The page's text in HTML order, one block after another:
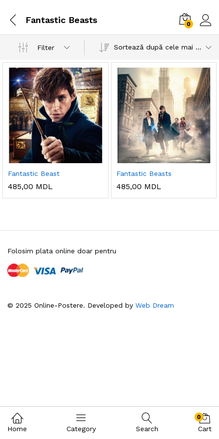
Fantastic Beasts 0
Filter Sortează după cele mai recente
Fantastic Beast
485,00 MDL
Fantastic Beasts
485,00 MDL
© 2025 Online-Postere. Developed by Web Dream
Folosim plata online doar pentru
Home Category Search
0
Cart